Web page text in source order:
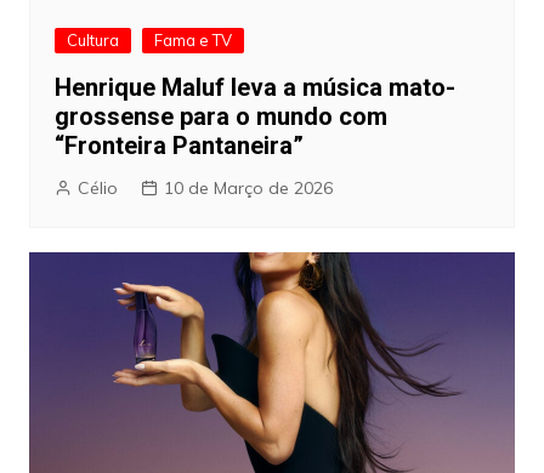
Cultura Fama e TV
Henrique Maluf leva a música mato-
grossense para o mundo com
“Fronteira Pantaneira”
Célio 10 de Março de 2026